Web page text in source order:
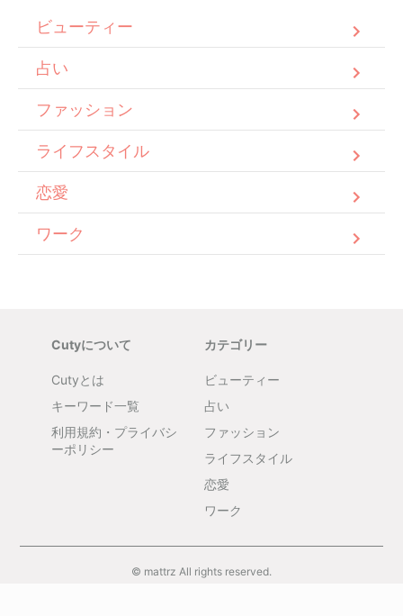
ビューティー
占い
ファッション
ライフスタイル
恋愛
ワーク
Cutyについて
Cutyとは
キーワード一覧
利用規約・プライバシ
ーポリシー
カテゴリー
ビューティー
占い
ファッション
ライフスタイル
恋愛
ワーク
© mattrz All rights reserved.